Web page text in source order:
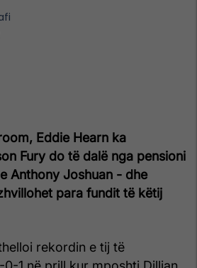
Eddie Hearn ka
Fury do të dalë nga pensioni
Anthony Joshuan - dhe
para fundit të këtij
rekordin e tij të